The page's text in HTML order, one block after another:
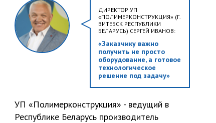
ДИРЕКТОР УП
«ПОЛИМЕРКОНСТРУКЦИЯ» (Г.
ВИТЕБСК РЕСПУБЛИКИ
БЕЛАРУСЬ) СЕРГЕЙ ИВАНОВ:
«Заказчику важно
получить не просто
оборудование, а готовое
технологическое
решение под задачу»
УП «Полимерконструкция» - ведущий в
Республике Беларусь производитель